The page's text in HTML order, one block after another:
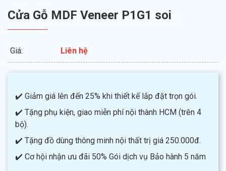
Cửa Gỗ MDF Veneer P1G1 soi
Giá: Liên hệ
✔️ Giảm giá lên đến 25% khi thiết kế lắp đặt trọn gói.
✔️ Tặng phụ kiện, giao miễn phí nội thành HCM (trên 4
bộ).
✔️ Tặng đồ dùng thông minh nội thất trị giá 250.000đ.
✔️ Cơ hội nhận ưu đãi 50% Gói dịch vụ Bảo hành 5 năm